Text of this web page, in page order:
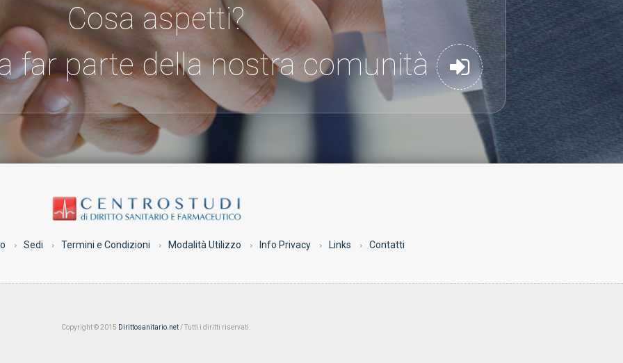
Cosa aspetti?
far parte della nostra comunità
Sedi Termini e Condizioni Modalità Utilizzo Info Privacy Links Contatti
Copyright © 2015 Dirittosanitario.net/ Tutti i diritti riservati.